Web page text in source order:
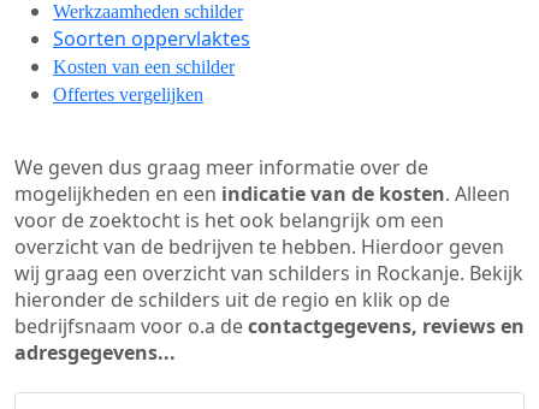
Werkzaamheden schilder
Soorten oppervlaktes
Kosten van een schilder
Offertes vergelijken
We geven dus graag meer informatie over de
mogelijkheden en een indicatie van de kosten. Alleen
voor de zoektocht is het ook belangrijk om een
overzicht van de bedrijven te hebben. Hierdoor geven
wij graag een overzicht van schilders in Rockanje. Bekijk
hieronder de schilders uit de regio en klik op de
bedrijfsnaam voor o.a decontactgegevens, reviews en
adresgegevens...